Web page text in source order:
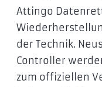
Attingo
der Technik.
Controller
zum offiziellen